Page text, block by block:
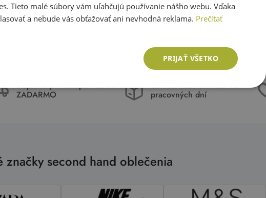
Doprava pri nákupe nad 80 €
ZADARMO
balíček odošleme do 1-2
pracovných dní
značky second hand oblečenia
SLOVAK
ENGLISH
Tieto malé súbory vám uľahčujú používanie nášho webu. Vďaka
a nebude vás obťažovať ani nevhodná reklama. Prečítať
PRIJAŤ VŠETKO